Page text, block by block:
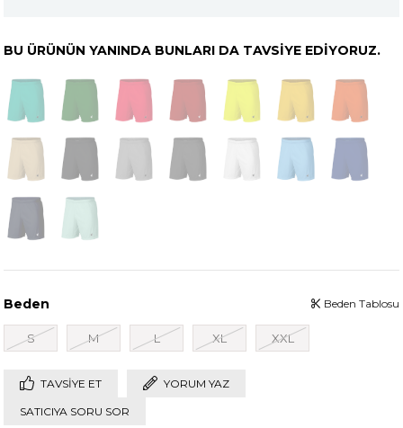
BU ÜRÜNÜN YANINDA BUNLARI DA TAVSIYE EDIYORUZ.
Beden
S M L XL XXL
Beden Tablosu
TAVSIYE ET YORUM YAZ
SATICIYA SORU SOR